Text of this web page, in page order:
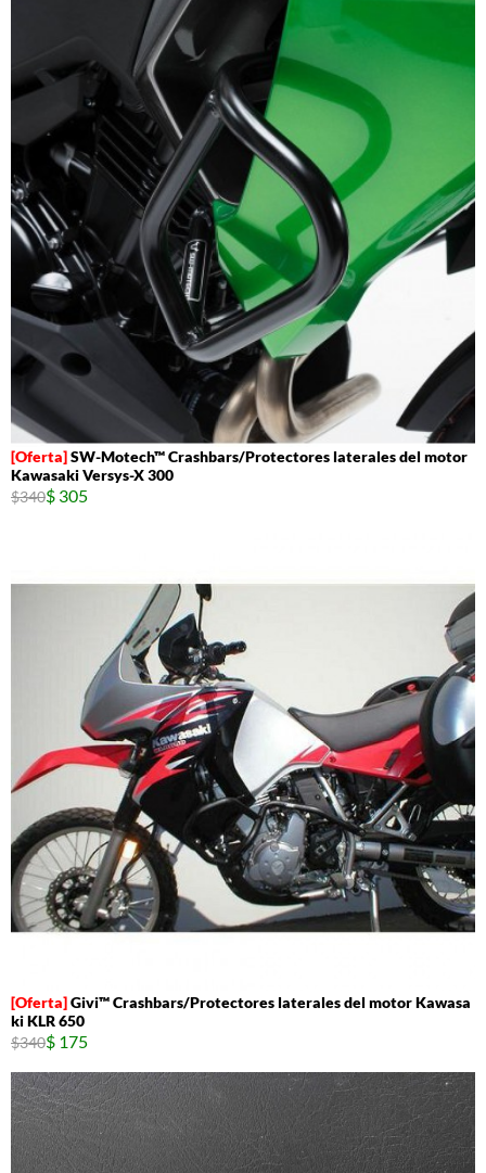
SW-Motech™ Crashbars/Protectores laterales del motor
Kawasaki Versys-X 300
$340$ 305
Givi™ Crashbars/Protectores laterales del motor Kawasa
ki KLR 650
$340$ 175